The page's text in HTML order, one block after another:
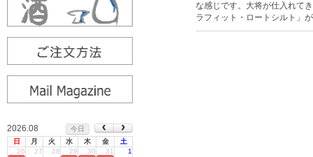
2026.08
今日
日
月 火 水 木 金
土
26
27 28 29 30 31 1
な感じです。大将が仕入れて
ラフィット・ロートシルト」